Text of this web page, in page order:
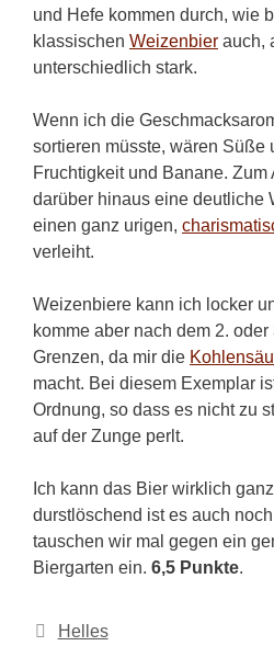
und Hefe kommen durch, wie
klassischen Weizenbier auch,
unterschiedlich stark.
Wenn ich die
sortieren müsste, wären Süße
Fruchtigkeit und Banane. Zum
darüber hinaus eine deutliche
einen ganz urigen,
verleiht.
Weizenbiere kann ich locker
komme aber nach dem 2.
Grenzen, da mir die
macht. Bei diesem Exemplar
Ordnung, so dass es nicht zu
auf der Zunge perlt.
Ich kann das Bier wirklich
durstlöschend ist es auch
tauschen wir mal gegen ein
Biergarten ein. 6,5 Punkte.
Kategorien
Helles